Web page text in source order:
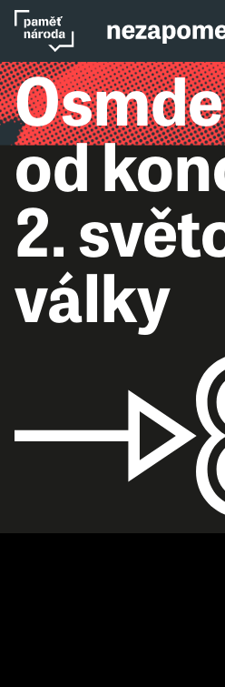
od
2.
války